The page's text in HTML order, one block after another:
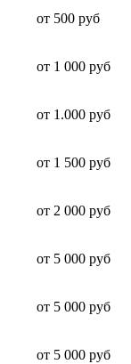
от 500 руб
от 1 000 руб
от 1.000 руб
от 1 500 руб
от 2 000 руб
от 5 000 руб
от 5 000 руб
от 5 000 руб